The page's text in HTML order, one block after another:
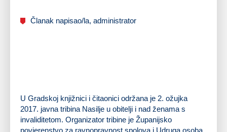
Članak napisao/la, administrator
U Gradskoj knjižnici i čitaonici održana je 2. ožujka
2017. javna tribina Nasilje u obitelji i nad ženama s
invaliditetom. Organizator tribine je Županijsko
povjerenstvo za ravnopravnost spolova i Udruga osoba